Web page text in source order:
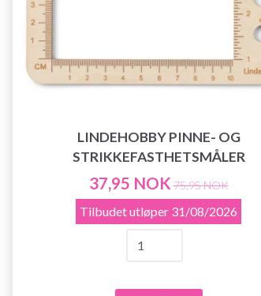
LINDEHOBBY PINNE- OG
STRIKKEFASTHETSMÅLER
37,95 NOK 75,95 NOK
Tilbudet utløper 31/08/2026